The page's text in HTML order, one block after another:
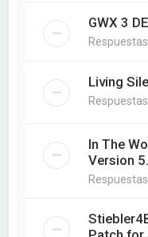
GWX 3
Living
In The
Version